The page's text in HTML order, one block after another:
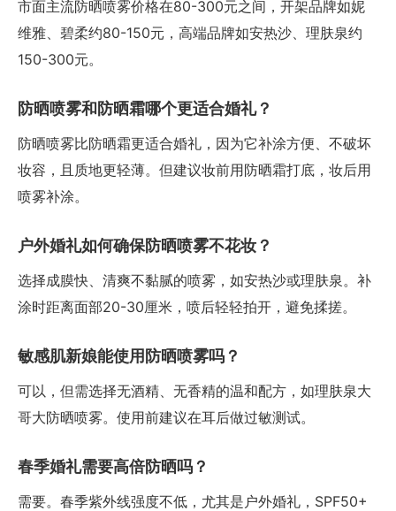
市面主流防晒喷雾价格在80-300元之间，开架品牌如妮
维雅、碧柔约80-150元，高端品牌如安热沙、理肤泉约
150-300元。
防晒喷雾和防晒霜哪个更适合婚礼？
防晒喷雾比防晒霜更适合婚礼，因为它补涂方便、不破坏
妆容，且质地更轻薄。但建议妆前用防晒霜打底，妆后用
喷雾补涂。
户外婚礼如何确保防晒喷雾不花妆？
选择成膜快、清爽不黏腻的喷雾，如安热沙或理肤泉。补
涂时距离面部20-30厘米，喷后轻轻拍开，避免揉搓。
敏感肌新娘能使用防晒喷雾吗？
可以，但需选择无酒精、无香精的温和配方，如理肤泉大
哥大防晒喷雾。使用前建议在耳后做过敏测试。
春季婚礼需要高倍防晒吗？
需要。春季紫外线强度不低，尤其是户外婚礼，SPF50+